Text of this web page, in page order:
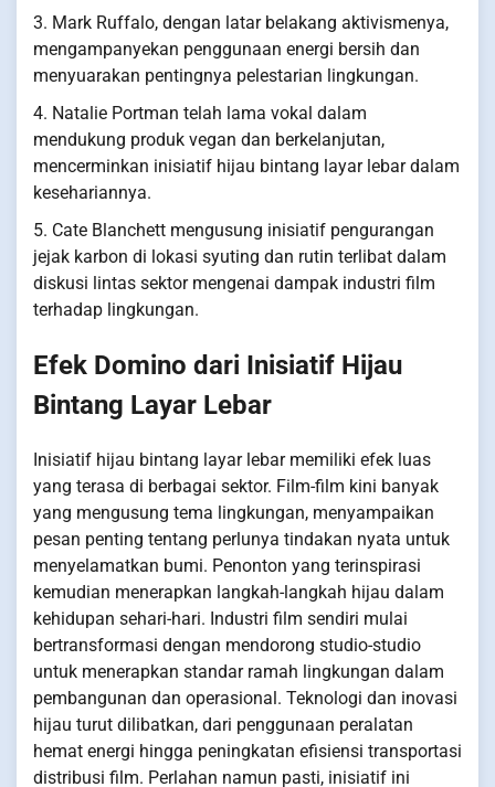
3. Mark Ruffalo, dengan latar belakang aktivismenya,
mengampanyekan penggunaan energi bersih dan
menyuarakan pentingnya pelestarian lingkungan.
4. Natalie Portman telah lama vokal dalam
mendukung produk vegan dan berkelanjutan,
mencerminkan inisiatif hijau bintang layar lebar dalam
kesehariannya.
5. Cate Blanchett mengusung inisiatif pengurangan
jejak karbon di lokasi syuting dan rutin terlibat dalam
diskusi lintas sektor mengenai dampak industri film
terhadap lingkungan.
Efek Domino dari Inisiatif Hijau
Bintang Layar Lebar
Inisiatif hijau bintang layar lebar memiliki efek luas
yang terasa di berbagai sektor. Film-film kini banyak
yang mengusung tema lingkungan, menyampaikan
pesan penting tentang perlunya tindakan nyata untuk
menyelamatkan bumi. Penonton yang terinspirasi
kemudian menerapkan langkah-langkah hijau dalam
kehidupan sehari-hari. Industri film sendiri mulai
bertransformasi dengan mendorong studio-studio
untuk menerapkan standar ramah lingkungan dalam
pembangunan dan operasional. Teknologi dan inovasi
hijau turut dilibatkan, dari penggunaan peralatan
hemat energi hingga peningkatan efisiensi transportasi
distribusi film. Perlahan namun pasti, inisiatif ini